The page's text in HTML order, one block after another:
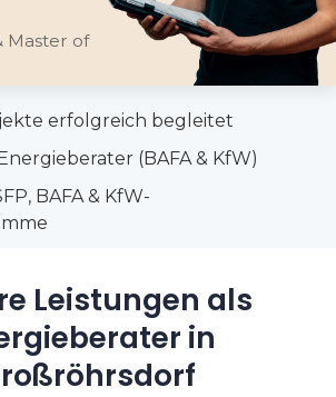
Master of
erfolgreich begleitet
(BAFA & KfW)
BAFA & KfW-
Leistungen als
in